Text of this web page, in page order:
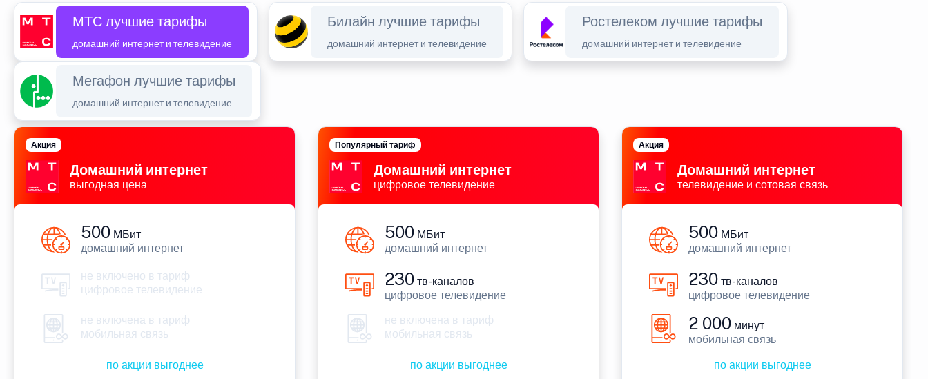
МТС лучшие тарифы
домашний интернет и телевидение
Билайн лучшие тарифы
домашний интернет и телевидение
Ростелеком лучшие тарифы
домашний интернет и телевидение
Мегафон лучшие тарифы
домашний интернет и телевидение
Домашний интернет
выгодная цена
Акция
500 МБит
домашний интернет
не включено в тариф
цифровое телевидение
не включена в тариф
мобильная связь
по акции выгоднее
Домашний интернет
цифровое телевидение
Популярный тариф
500 МБит
домашний интернет
230 тв-каналов
цифровое телевидение
не включена в тариф
мобильная связь
по акции выгоднее
Домашний интернет
телевидение и сотовая связь
Акция
500 МБит
домашний интернет
230 тв-каналов
цифровое телевидение
2 000 минут
мобильная связь
по акции выгоднее